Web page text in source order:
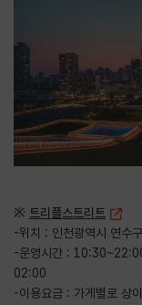
※ 트리플스트리트
-위치 : 인천광역시 연수
-운영시간 :
02:00
-이용요금 : 가게별로 상이